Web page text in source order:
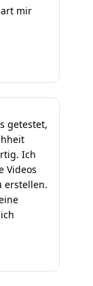
mir
getestet,
Ich
Videos
erstellen.